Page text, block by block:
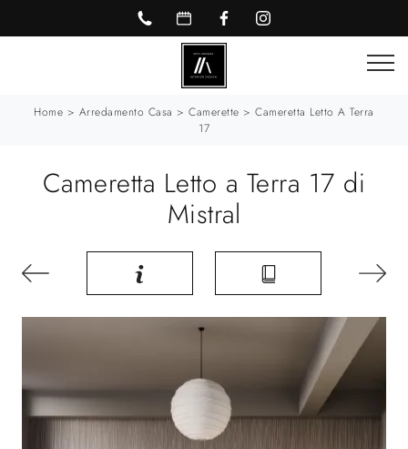
Home > Arredamento Casa >Camerette >Cameretta Letto A Terra
17
Cameretta Letto a Terra 17 di
Mistral